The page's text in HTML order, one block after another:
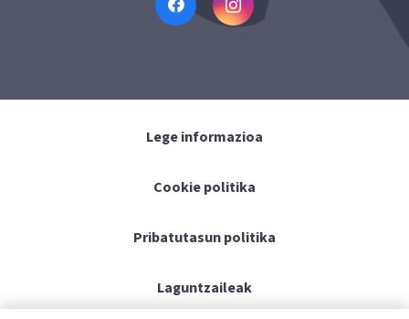
Lege informazioa
Cookie politika
Pribatutasun politika
Laguntzaileak